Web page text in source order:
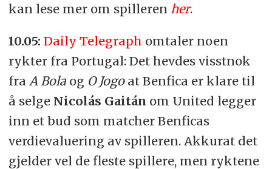
kan lese mer om spilleren her.
10.05: Daily Telegraph omtaler noen
rykter fra Portugal: Det hevdes visstnok
fra A Bola og O Jogoat Benfica er klare til
å selge Nicolás Gaitán om United legger
inn et bud som matcher Benficas
verdievaluering av spilleren. Akkurat det
gjelder vel de fleste spillere, men ryktene